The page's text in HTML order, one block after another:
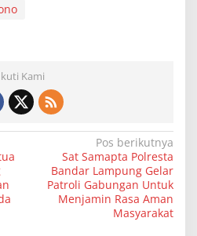
Kami
Pos berikutnya
Sat Samapta Polresta
Bandar Lampung Gelar
Patroli Gabungan Untuk
Menjamin Rasa Aman
Masyarakat